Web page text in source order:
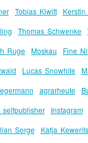
Tobias Kiwitt
Thomas Schwenke
Ruge Moskau Fine
Lucas Snowhite
agrarheute
selfpublisher Instagram
Sorge Katja